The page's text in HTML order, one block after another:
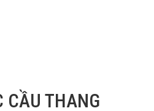
CẦU THANG